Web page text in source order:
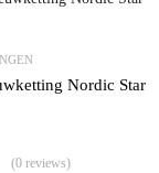
Nordic Star
(0 reviews)